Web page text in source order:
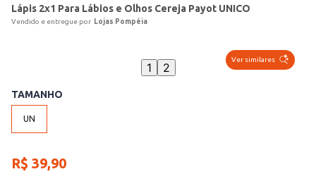
Lápis 2x1 Para Lábios e Olhos Cereja Payot UNICO
Lojas Pompéia
Ver similares
1 2
TAMANHO
UN
R$ 39,90